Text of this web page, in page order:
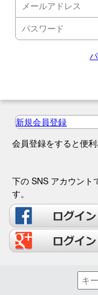
新規会員登録
会員登録をすると便
下の SNS アカウント
す。